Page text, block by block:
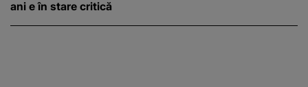
ani e în stare critică